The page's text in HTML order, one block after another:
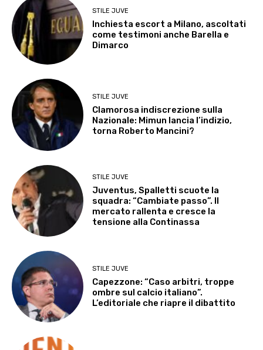
STILE JUVE
Inchiesta escort a Milano, ascoltati
come testimoni anche Barella e
Dimarco
STILE JUVE
Clamorosa indiscrezione sulla
Nazionale: Mimun lancia l’indizio,
torna Roberto Mancini?
STILE JUVE
Juventus, Spalletti scuote la
squadra: “Cambiate passo”. Il
mercato rallenta e cresce la
tensione alla Continassa
STILE JUVE
Capezzone: “Caso arbitri, troppe
ombre sul calcio italiano”.
L’editoriale che riapre il dibattito